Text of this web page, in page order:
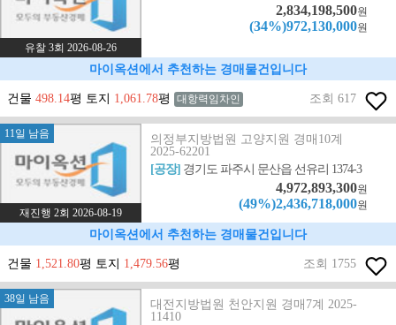
유찰 3회 2026-08-26
2,834,198,500원
(34%)972,130,000원
마이옥션에서 추천하는 경매물건입니다
건물 498.14평 토지 1,061.78평 대항력임차인 조회 617
11일 남음
재진행 2회 2026-08-19
의정부지방법원 고양지원 경매10계
2025-62201
[공장] 경기도 파주시 문산읍 선유리 1374-3
4,972,893,300원
(49%)2,436,718,000원
마이옥션에서 추천하는 경매물건입니다
건물 1,521.80평 토지 1,479.56평 조회 1755
38일 남음
대전지방법원 천안지원 경매7계 2025-
11410